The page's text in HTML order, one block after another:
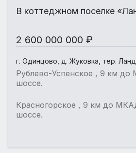
В коттеджном поселке
2 600 000 000 ₽
г. Одинцово, д. Жуковка, тер.
Рублево-Успенское , 9 км
шоссе.
Красногорское , 9 км до
шоссе.